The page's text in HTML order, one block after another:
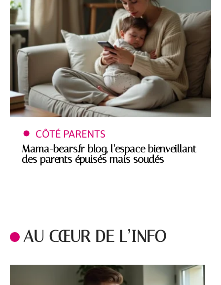
CÔTÉ PARENTS
Mama-bears.fr blog, l’espace bienveillant
des parents épuisés mais soudés
AU CŒUR DE L’INFO